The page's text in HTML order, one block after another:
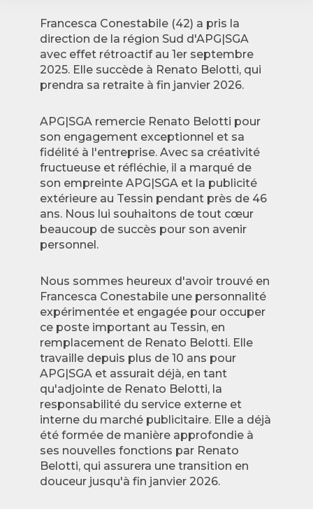
Francesca Conestabile (42) a pris la
direction de la région Sud d'APG|SGA
avec effet rétroactif au 1er septembre
2025. Elle succède à Renato Belotti, qui
prendra sa retraite à fin janvier 2026.
APG|SGA remercie Renato Belotti pour
son engagement exceptionnel et sa
fidélité à l'entreprise. Avec sa créativité
fructueuse et réfléchie, il a marqué de
son empreinte APG|SGA et la publicité
extérieure au Tessin pendant près de 46
ans. Nous lui souhaitons de tout cœur
beaucoup de succès pour son avenir
personnel.
Nous sommes heureux d'avoir trouvé en
Francesca Conestabile une personnalité
expérimentée et engagée pour occuper
ce poste important au Tessin, en
remplacement de Renato Belotti. Elle
travaille depuis plus de 10 ans pour
APG|SGA et assurait déjà, en tant
qu'adjointe de Renato Belotti, la
responsabilité du service externe et
interne du marché publicitaire. Elle a déjà
été formée de manière approfondie à
ses nouvelles fonctions par Renato
Belotti, qui assurera une transition en
douceur jusqu'à fin janvier 2026.